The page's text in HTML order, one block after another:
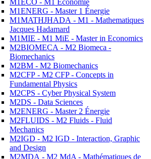
M1ECO - M1 Economie
M1ENERG - Master 1 Énergie
M1MATHJHADA - M1 - Mathematiques
Jacques Hadamard
M1MIE - M1 MiE - Master in Economics
M2BIOMECA - M2 Biomeca -
Biomechanics
M2BM - M2 Biomechanics
M2CFP - M2 CFP - Concepts in
Fundamental Physics
M2CPS - Cyber Physical System
M2DS - Data Sciences
M2ENERG - Master 2 Énergie
M2FLUIDS - M2 Fluids - Fluid
Mechanics
M2IGD - M2 IGD - Interaction, Graphic
and Design
M2MDA - M2 MdA - Mathématiques de